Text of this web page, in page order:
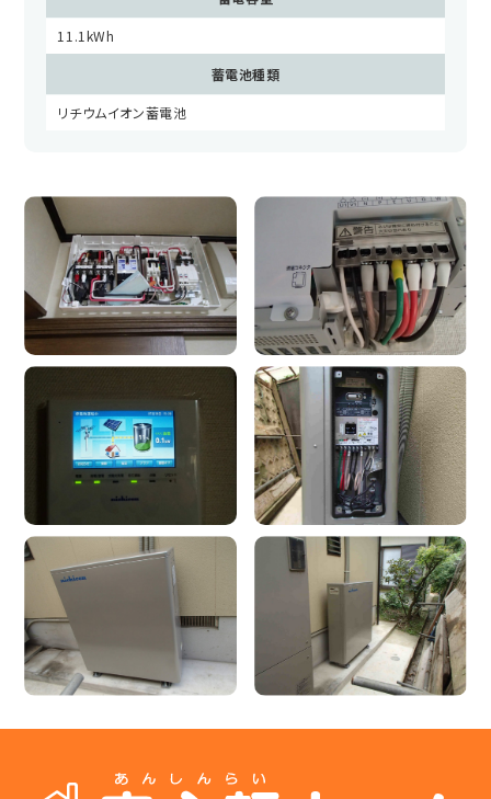
11.1kWh
蓄電池種類
リチウムイオン蓄電池